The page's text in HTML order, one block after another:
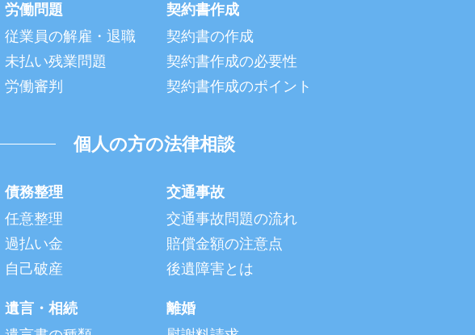
労働問題
従業員の解雇・退職
未払い残業問題
労働審判
契約書作成
契約書の作成
契約書作成の必要性
契約書作成のポイント
個人の方の法律相談
債務整理
任意整理
過払い金
自己破産
遺言・相続
交通事故
交通事故問題の流れ
賠償金額の注意点
後遺障害とは
離婚